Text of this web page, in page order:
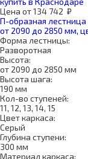
Цена от134 742 ₽
П-образная
от 2090 до 2850 мм,
Форма лестницы:
Разворотная
Высота:
от 2090 до 2850 мм
Высота шага:
190 мм
Кол-во ступеней:
11, 12, 13, 14, 15
Цвет каркаса:
Серый
Глубина ступени:
300 мм
Материал каркаса: